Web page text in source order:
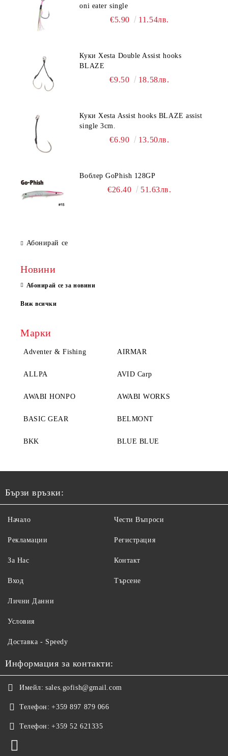
oni eater single
€5.90 11.54лв.
Куки Xesta Double Assist hooks
BLAZE
€9.50 18.58лв.
Куки Xesta Assist hooks BLAZE assist
single 3cm.
€6.90 13.50лв.
Воблер GoPhish 128GP
€26.40 51.63лв.
Абонирай се
Новини
Абонирай се за новини
Виж всички
Марки
Adventer & Fishing AIRMAR
ALLPA AVID Carp
AWABI HONPO AWABI WORKS
BASIC GEAR BELMONT
BKK BLUE BLUE
Бързи връзки:
Начало
Рекламации
За Нас
Вход
Чести Въпроси
Регистрация
Контакт
Търсене
Лични Данни
Условия
Доставка - Speedy
Информация за контакти:
Имейл: sales.gofish@gmail.com
Телефон: +359 897 879 066
Телефон: +359 52 621335